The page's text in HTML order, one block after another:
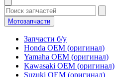
Мотозапчасти
Запчасти б/у
Honda OEM (оригинал)
Yamaha OEM (оригинал)
Kawasaki OEM (оригинал)
Suzuki OEM (оригинал)